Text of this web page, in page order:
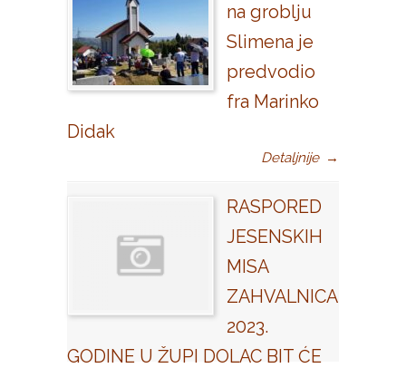
na groblju
Slimena je
predvodio
fra Marinko
Didak
Detaljnije →
RASPORED
JESENSKIH
MISA
ZAHVALNICA
2023.
GODINE U ŽUPI DOLAC BIT ĆE